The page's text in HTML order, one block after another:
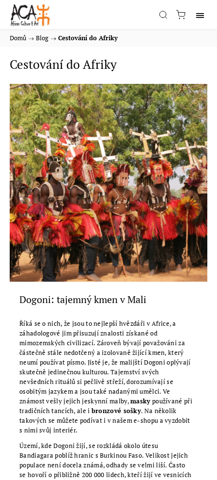
Domů / Blog / Cestování do Afriky
Cestování do Afriky
Dogoni: tajemný kmen v Mali
Říká se o nich, že jsou to nejlepší hvězdáři v Africe, a
záhadologové jim přisuzují znalosti získané od
mimozemských civilizací. Zároveň bývají považováni za
částečně stále nedotčený a izolovaně žijící kmen, který
neumí používat písmo. Jisté je, že malijští Dogoni oplývají
skutečně jedinečnou kulturou. Tajemství svých
nevšedních rituálů si pečlivě střeží, dorozumívají se
osobitým jazykem a jsou také nadanými umělci. Ve
známost vešly jejich jeskynní malby,masky používané při
tradičních tancích, ale i bronzové sošky. Na několik
takových se můžete podívat i v našem e-shopu a vyzdobit
s nimi svůj interiér.
Území, kde Dogoni žijí, se rozkládá okolo útesu
Bandiagara poblíž hranic s Burkinou Faso. Velikost jejich
populace není docela známá, odhady se velmi liší. Často
se hovoří o přibližně 200 000 lidech, kteří žijí ve vesnicích